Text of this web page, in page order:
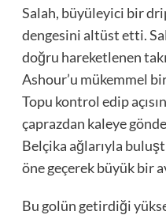
Salah, büyüleyici bir
dengesini altüst etti.
doğru hareketlenen
Ashour’u mükemmel
Topu kontrol edip
çaprazdan kaleye
Belçika ağlarıyla
öne geçerek büyük bir
Bu golün getirdiği